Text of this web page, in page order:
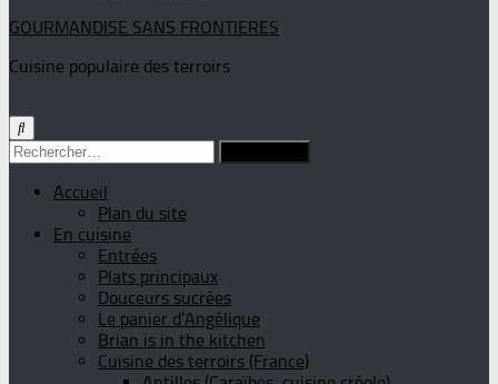
GOURMANDISE SANS FRONTIERES
Cuisine populaire des terroirs
Rechercher :
Accueil
Plan du site
En cuisine
Entrées
Plats principaux
Douceurs sucrées
Le panier d’Angélique
Brian is in the kitchen
Cuisine des terroirs (France)